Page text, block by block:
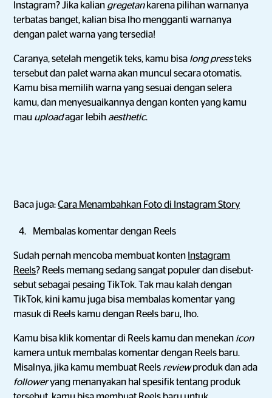
Instagram? Jika kalian gregetan karena pilihan warnanya
terbatas banget, kalian bisa lho mengganti warnanya
dengan palet warna yang tersedia!
Caranya, setelah mengetik teks, kamu bisa long pressteks
tersebut dan palet warna akan muncul secara otomatis.
Kamu bisa memilih warna yang sesuai dengan selera
kamu, dan menyesuaikannya dengan konten yang kamu
mau uploadagar lebih aesthetic.
Baca juga:Cara Menambahkan Foto di Instagram Story
Membalas komentar dengan Reels
Sudah pernah mencoba membuat konten Instagram
Reels? Reels memang sedang sangat populer dan disebut-
sebut sebagai pesaing TikTok. Tak mau kalah dengan
TikTok, kini kamu juga bisa membalas komentar yang
masuk di Reels kamu dengan Reels baru, lho.
Kamu bisa klik komentar di Reels kamu dan menekan icon
kamera untuk membalas komentar dengan Reels baru.
Misalnya, jika kamu membuat Reels reviewproduk dan ada
followeryang menanyakan hal spesifik tentang produk